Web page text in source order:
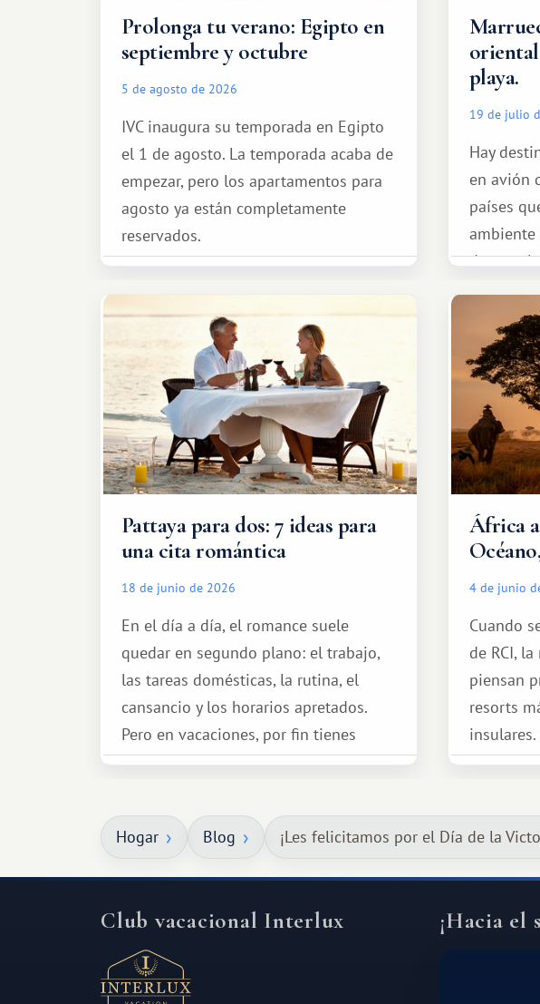
Prolonga tu verano: Egipto en
septiembre y octubre
5 de agosto de 2026
IVC inaugura su temporada en Egipto
el 1 de agosto. La temporada acaba de
empezar, pero los apartamentos para
agosto ya están completamente
reservados.
playa.
19 de julio
Hay
en avión
países
ambiente
de esos
Pattaya para dos: 7 ideas para
una cita romántica
18 de junio de 2026
En el día a día, el romance suele
quedar en segundo plano: el trabajo,
las tareas domésticas, la rutina, el
cansancio y los horarios apretados.
Pero en vacaciones, por fin tienes
espacio para dos y ganas de hacer algo
qué ser algo grandioso, pero sí algo
cálido y memorable.
África
4 de junio
Cuando
de RCI,
piensan
resorts
amplias.
África, un
Hogar Blog ¡Les felicitamos por el Día de la
Club vacacional Interlux ¡Hacia el